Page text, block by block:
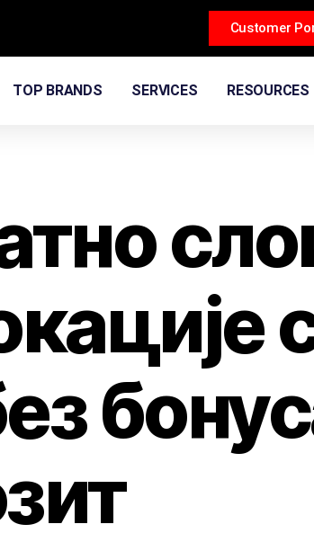
Customer
TOP BRANDS SERVICES RESOURCES